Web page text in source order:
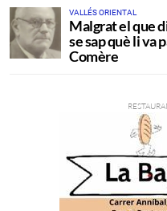
VALLÉS ORIENTAL
Malgrat el que
se sap què li va
Comère